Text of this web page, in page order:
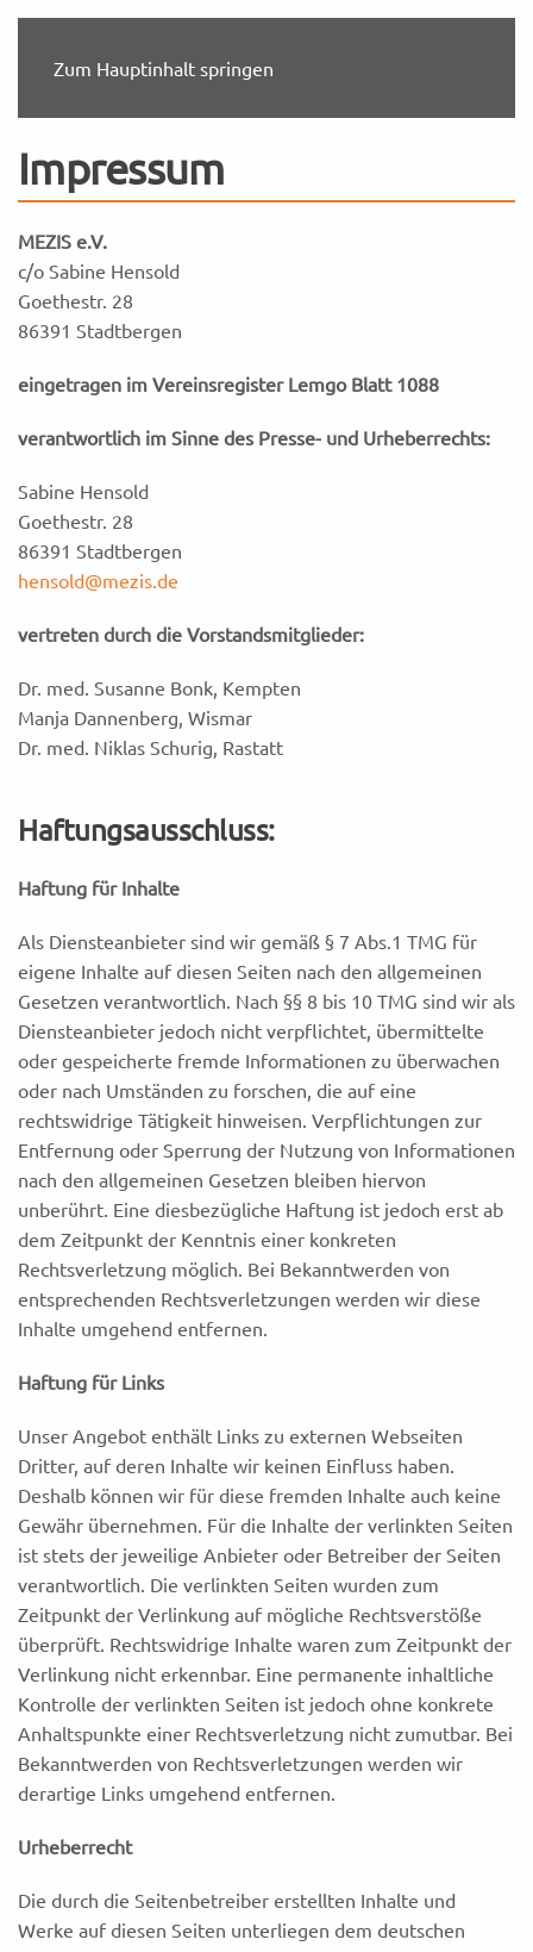
Zum Hauptinhalt springen
Impressum
MEZIS e.V.
c/o Sabine Hensold
Goethestr. 28
86391 Stadtbergen
eingetragen im Vereinsregister Lemgo Blatt 1088
verantwortlich im Sinne des Presse- und Urheberrechts:
Sabine Hensold
Goethestr. 28
86391 Stadtbergen
hensold@mezis.de
vertreten durch die Vorstandsmitglieder:
Dr. med. Susanne Bonk, Kempten
Manja Dannenberg, Wismar
Dr. med. Niklas Schurig, Rastatt
Haftungsausschluss:
Haftung für Inhalte
Als Diensteanbieter sind wir gemäß § 7 Abs.1 TMG für
eigene Inhalte auf diesen Seiten nach den allgemeinen
Gesetzen verantwortlich. Nach §§ 8 bis 10 TMG sind wir als
Diensteanbieter jedoch nicht verpflichtet, übermittelte
oder gespeicherte fremde Informationen zu überwachen
oder nach Umständen zu forschen, die auf eine
rechtswidrige Tätigkeit hinweisen. Verpflichtungen zur
Entfernung oder Sperrung der Nutzung von Informationen
nach den allgemeinen Gesetzen bleiben hiervon
unberührt. Eine diesbezügliche Haftung ist jedoch erst ab
dem Zeitpunkt der Kenntnis einer konkreten
Rechtsverletzung möglich. Bei Bekanntwerden von
entsprechenden Rechtsverletzungen werden wir diese
Inhalte umgehend entfernen.
Haftung für Links
Unser Angebot enthält Links zu externen Webseiten
Dritter, auf deren Inhalte wir keinen Einfluss haben.
Deshalb können wir für diese fremden Inhalte auch keine
Gewähr übernehmen. Für die Inhalte der verlinkten Seiten
ist stets der jeweilige Anbieter oder Betreiber der Seiten
verantwortlich. Die verlinkten Seiten wurden zum
Zeitpunkt der Verlinkung auf mögliche Rechtsverstöße
überprüft. Rechtswidrige Inhalte waren zum Zeitpunkt der
Verlinkung nicht erkennbar. Eine permanente inhaltliche
Kontrolle der verlinkten Seiten ist jedoch ohne konkrete
Anhaltspunkte einer Rechtsverletzung nicht zumutbar. Bei
Bekanntwerden von Rechtsverletzungen werden wir
derartige Links umgehend entfernen.
Urheberrecht
Die durch die Seitenbetreiber erstellten Inhalte und
Werke auf diesen Seiten unterliegen dem deutschen